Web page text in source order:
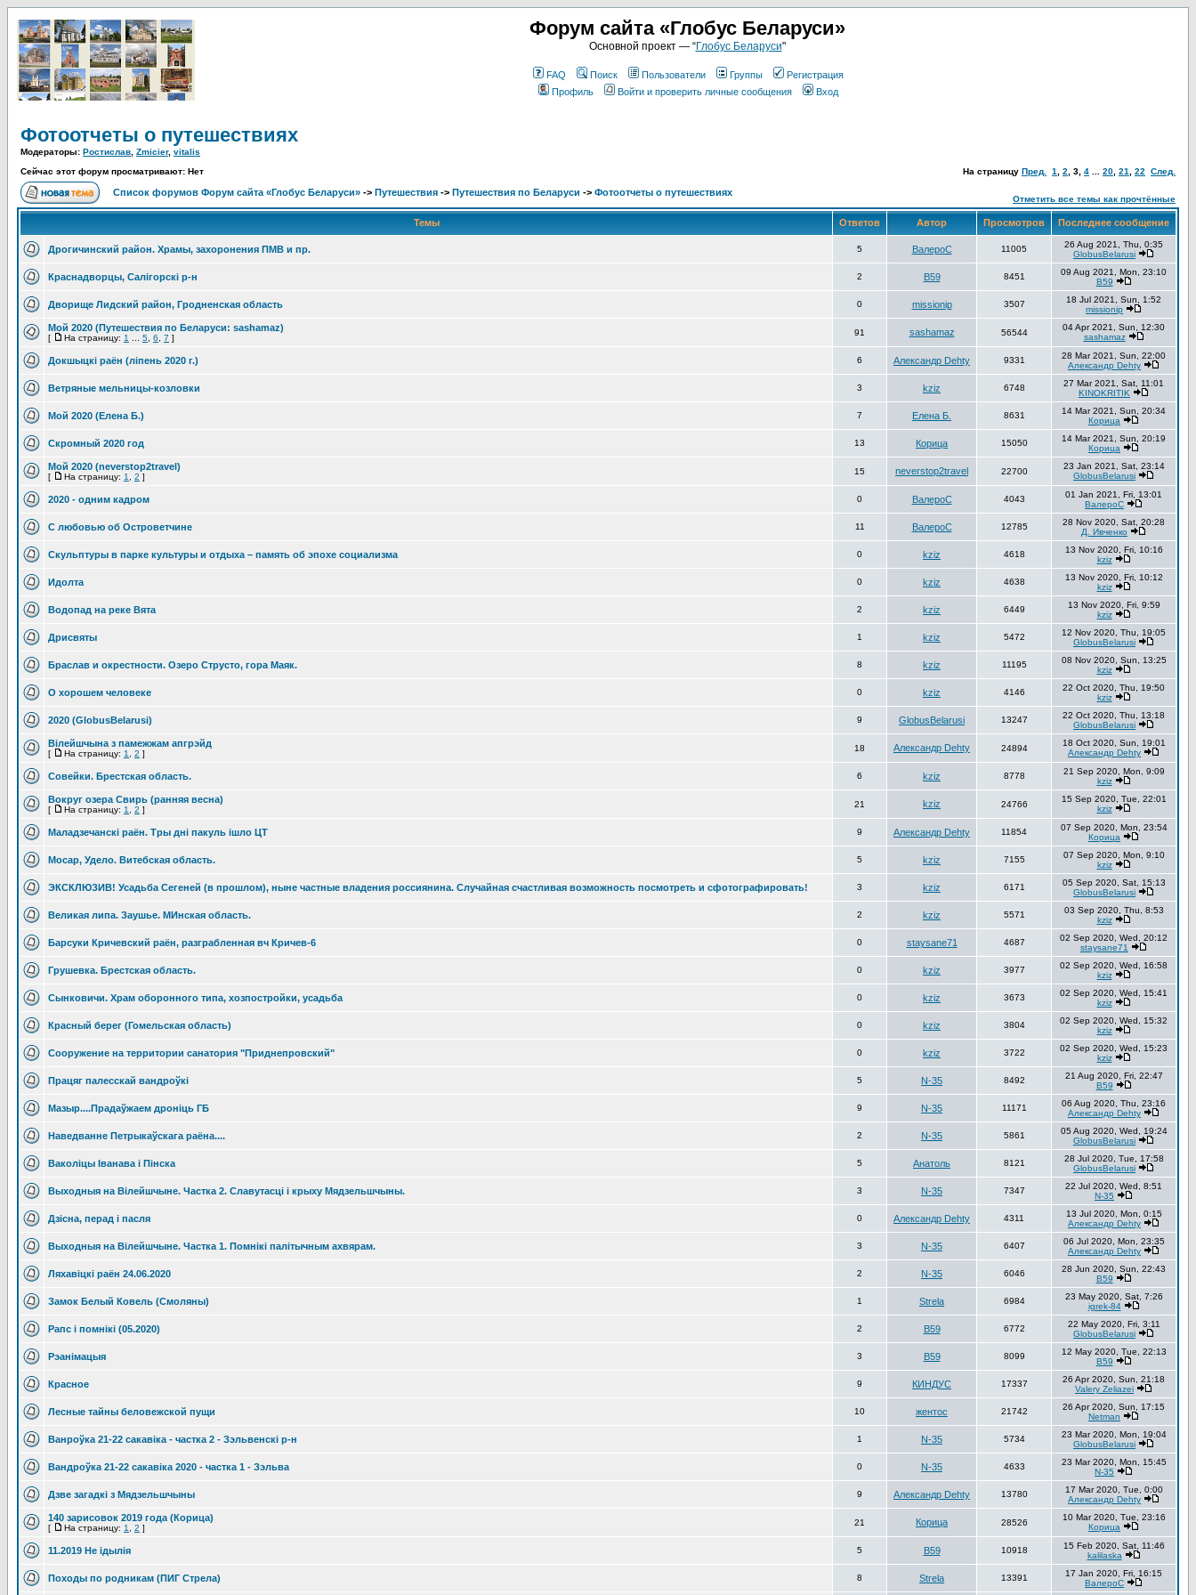
Форум сайта «Глобус Беларуси»
Основной проект — “Глобус Беларуси"
FAQ Поиск Пользователи Группы
Регистрация
Профиль
Войти и проверить личные сообщения Вход
Фотоотчеты о путешествиях
Модераторы: Ростислав Zmicier, vitalis
Сейчас этот форум просматривают: Нет
На страницу Пред. 1 2 3 4 20 21 22 След.
Список форумов Форум сайта «Глобус Беларуси» -> Путешествия -> Путешествия по Беларуси -> Фотоотчеты о путешествиях
Отметить все темы как прочтённые
Темы Ответов Автор Просмотров Последнее сообщение
Дрогичинский район. Храмы, захоронения ПМВ и пр. 5 ВалероС 11005
26 Aug 2021, Thu, 0:35
GlobusBelarusi
Краснадворцы, Салігорскі р-н 2 В59 8451
09 Aug 2021, Mon, 23:10
В59
Дворище Лидский район, Гродненская область 0 missionip 3507
18 Jul 2021, Sun, 1:52
missionip
Мой 2020 (Путешествия по Беларуси: sashamaz)
[ На страницу: 1 5 6 7 ]
91 sashamaz 56544
04 Apr 2021, Sun, 12:30
sashamaz
Докшыцкі раён (ліпень 2020 г.) 6 Александр Dehty 9331
28 Mar 2021, Sun, 22:00
Александр Dehty
Ветряные мельницы-козловки 3 kziz 6748
27 Mar 2021, Sat, 11:01
KINOKRITIK
Мой 2020 (Елена Б.) 7 Елена Б. 8631
14 Mar 2021, Sun, 20:34
Корица
Скромный 2020 год 13 Корица 15050
14 Mar 2021, Sun, 20:19
Корица
Мой 2020 (neverstop2travel)
[ На страницу: 1 2 ]
15 neverstop2travel 22700
23 Jan 2021, Sat, 23:14
GlobusBelarusi
2020 - одним кадром 0 ВалероС 4043
01 Jan 2021, Fri, 13:01
ВалероС
С любовью об Островетчине 11 ВалероС 12785
28 Nov 2020, Sat, 20:28
Д. Ивченко
Скульптуры в парке культуры и отдыха – память об эпохе социализма 0 kziz 4618
13 Nov 2020, Fri, 10:16
kziz
Идолта 0 kziz 4638
13 Nov 2020, Fri, 10:12
kziz
Водопад на реке Вята 2 kziz 6449
13 Nov 2020, Fri, 9:59
kziz
Дрисвяты 1 kziz 5472
12 Nov 2020, Thu, 19:05
GlobusBelarusi
Браслав и окрестности. Озеро Струсто, гора Маяк. 8 kziz 11195
08 Nov 2020, Sun, 13:25
kziz
О хорошем человеке 0 kziz 4146
22 Oct 2020, Thu, 19:50
kziz
2020 (GlobusBelarusi) 9 GlobusBelarusi 13247
22 Oct 2020, Thu, 13:18
GlobusBelarusi
Вілейшчына з памежжам апгрэйд
[ На страницу: 1 2 ]
18 Александр Dehty 24894
18 Oct 2020, Sun, 19:01
Александр Dehty
Совейки. Брестская область. 6 kziz 8778
21 Sep 2020, Mon, 9:09
kziz
Вокруг озера Свирь (ранняя весна)
[ На страницу: 1 2 ]
21 kziz 24766
15 Sep 2020, Tue, 22:01
kziz
Маладзечанскі раён. Тры дні пакуль ішло ЦТ 9 Александр Dehty 11854
07 Sep 2020, Mon, 23:54
Корица
Мосар, Удело. Витебская область. 5 kziz 7155
07 Sep 2020, Mon, 9:10
kziz
ЭКСКЛЮЗИВ! Усадьба Сегеней (в прошлом), ныне частные владения россиянина. Случайная счастливая возможность посмотреть и сфотографировать! 3 kziz 6171
05 Sep 2020, Sat, 15:13
GlobusBelarusi
Великая липа. Заушье. МИнская область. 2 kziz 5571
03 Sep 2020, Thu, 8:53
kziz
Барсуки Кричевский раён, разграбленная вч Кричев-6 0 staysane71 4687
02 Sep 2020, Wed, 20:12
staysane71
Грушевка. Брестская область. 0 kziz 3977
02 Sep 2020, Wed, 16:58
kziz
Сынковичи. Храм оборонного типа, хозпостройки, усадьба 0 kziz 3673
02 Sep 2020, Wed, 15:41
kziz
Красный берег (Гомельская область) 0 kziz 3804
02 Sep 2020, Wed, 15:32
kziz
Сооружение на территории санатория "Приднепровский" 0 kziz 3722
02 Sep 2020, Wed, 15:23
kziz
Працяг палесскай вандроўкі 5 N-35 8492
21 Aug 2020, Fri, 22:47
В59
Мазыр....Прадаўжаем дроніць ГБ 9 N-35 11171
06 Aug 2020, Thu, 23:16
Александр Dehty
Наведванне Петрыкаўскага раёна.... 2 N-35 5861
05 Aug 2020, Wed, 19:24
GlobusBelarusi
Ваколіцы Іванава і Пінска 5 Анатоль 8121
28 Jul 2020, Tue, 17:58
GlobusBelarusi
Выходныя на Вілейшчыне. Частка 2. Славутасці і крыху Мядзельшчыны. 3 N-35 7347
22 Jul 2020, Wed, 8:51
N-35
Дзісна, перад і пасля 0 Александр Dehty 4311
13 Jul 2020, Mon, 0:15
Александр Dehty
Выходныя на Вілейшчыне. Частка 1. Помнікі палітычным ахвярам. 3 N-35 6407
06 Jul 2020, Mon, 23:35
Александр Dehty
Ляхавіцкі раён 24.06.2020 2 N-35 6046
28 Jun 2020, Sun, 22:43
В59
Замок Белый Ковель (Смоляны) 1 Strela 6984
23 May 2020, Sat, 7:26
igrek-84
Рапс і помнікі (05.2020) 2 В59 6772
22 May 2020, Fri, 3:11
GlobusBelarusi
Рэанімацыя 3 В59 8099
12 May 2020, Tue, 22:13
В59
Красное 9 КИНДУС 17337
26 Apr 2020, Sun, 21:18
Valery Zeliazei
Лесные тайны беловежской пущи 10 жентос 21742
26 Apr 2020, Sun, 17:15
Netman
Ванроўка 21-22 сакавіка - частка 2 - Зэльвенскі р-н 1 N-35 5734
23 Mar 2020, Mon, 19:04
GlobusBelarusi
Вандроўка 21-22 сакавіка 2020 - частка 1 - Зэльва 0 N-35 4633
23 Mar 2020, Mon, 15:45
N-35
Дзве загадкі з Мядзельшчыны 9 Александр Dehty 13780
17 Mar 2020, Tue, 0:00
Александр Dehty
140 зарисовок 2019 года (Корица)
[ На страницу: 1 2 ]
21 Корица 28526
10 Mar 2020, Tue, 23:16
Корица
11.2019 Не ідылія 5 В59 10918
15 Feb 2020, Sat, 11:46
kalilaska
Походы по родникам (ПИГ Стрела) 8 Strela 13391
17 Jan 2020, Fri, 16:15
ВалероС